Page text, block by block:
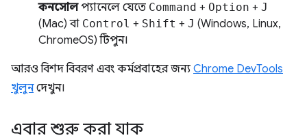
কনসোলপ্যানেলে যেতে Command + Option + J
(Mac) বা Control + Shift + J (Windows, Linux,
ChromeOS) টিপুন।
আরও বিশদ বিবরণ এবং কর্মপ্রবাহের জন্য Chrome DevTools
খুলুনদেখুন।
এবার শুরু করা যাক